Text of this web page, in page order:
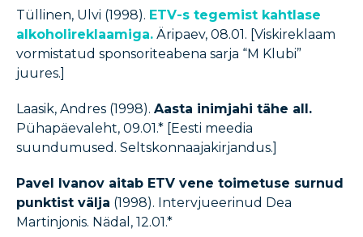
Tüllinen, Ulvi (1998). ETV-s tegemist kahtlase
alkoholireklaamiga. Äripaev, 08.01. [Viskireklaam
vormistatud sponsoriteabena sarja “M Klubi”
juures.]
Laasik, Andres (1998). Aasta inimjahi tähe all.
Pühapäevaleht, 09.01.* [Eesti meedia
suundumused. Seltskonnaajakirjandus.]
Pavel Ivanov aitab ETV vene toimetuse surnud
punktist välja (1998). Intervjueerinud Dea
Martinjonis. Nädal, 12.01.*